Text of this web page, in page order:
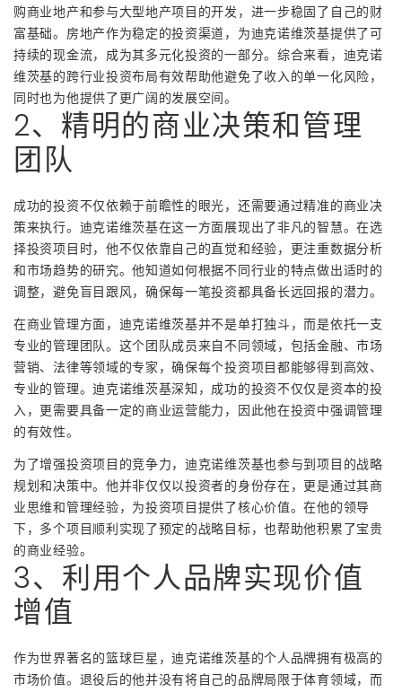
购商业地产和参与大型地产项目的开发，进一步稳固了自己的财
富基础。房地产作为稳定的投资渠道，为迪克诺维茨基提供了可
持续的现金流，成为其多元化投资的一部分。综合来看，迪克诺
维茨基的跨行业投资布局有效帮助他避免了收入的单一化风险，
同时也为他提供了更广阔的发展空间。
2、精明的商业决策和管理
团队
成功的投资不仅依赖于前瞻性的眼光，还需要通过精准的商业决
策来执行。迪克诺维茨基在这一方面展现出了非凡的智慧。在选
择投资项目时，他不仅依靠自己的直觉和经验，更注重数据分析
和市场趋势的研究。他知道如何根据不同行业的特点做出适时的
调整，避免盲目跟风，确保每一笔投资都具备长远回报的潜力。
在商业管理方面，迪克诺维茨基并不是单打独斗，而是依托一支
专业的管理团队。这个团队成员来自不同领域，包括金融、市场
营销、法律等领域的专家，确保每个投资项目都能够得到高效、
专业的管理。迪克诺维茨基深知，成功的投资不仅仅是资本的投
入，更需要具备一定的商业运营能力，因此他在投资中强调管理
的有效性。
为了增强投资项目的竞争力，迪克诺维茨基也参与到项目的战略
规划和决策中。他并非仅仅以投资者的身份存在，更是通过其商
业思维和管理经验，为投资项目提供了核心价值。在他的领导
下，多个项目顺利实现了预定的战略目标，也帮助他积累了宝贵
的商业经验。
3、利用个人品牌实现价值
增值
作为世界著名的篮球巨星，迪克诺维茨基的个人品牌拥有极高的
市场价值。退役后的他并没有将自己的品牌局限于体育领域，而